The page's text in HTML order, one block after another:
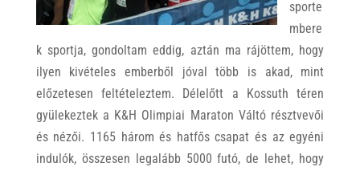
sporte
mbere
k sportja, gondoltam eddig, aztán ma rájöttem, hogy
ilyen kivételes emberből jóval több is akad, mint
előzetesen feltételeztem. Délelőtt a Kossuth téren
gyülekeztek a K&H Olimpiai Maraton Váltó résztvevői
és nézői. 1165 három és hatfős csapat és az egyéni
indulók, összesen legalább 5000 futó, de lehet, hogy